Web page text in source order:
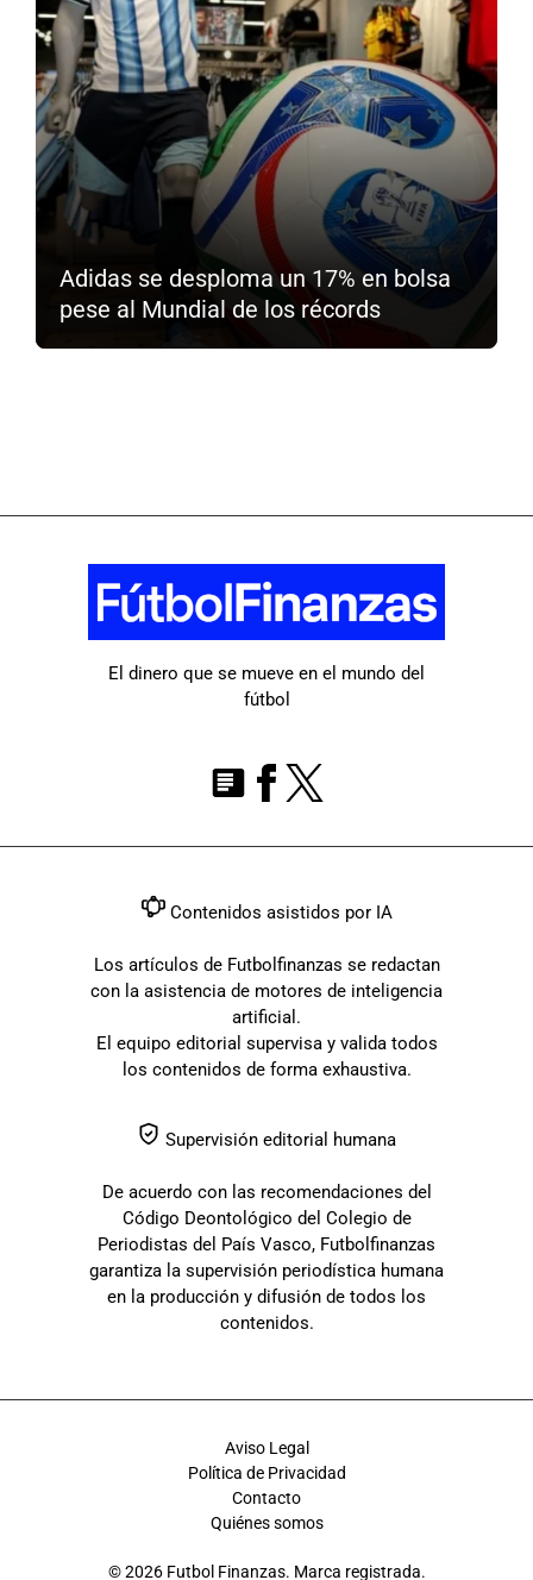
Adidas se desploma un 17% en bolsa
pese al Mundial de los récords
El dinero que se mueve en el mundo del
fútbol
Contenidos asistidos por IA
Los artículos de Futbolfinanzas se redactan
con la asistencia de motores de inteligencia
artificial.
El equipo editorial supervisa y valida todos
los contenidos de forma exhaustiva.
Supervisión editorial humana
De acuerdo con las recomendaciones del
Código Deontológico del Colegio de
Periodistas del País Vasco, Futbolfinanzas
garantiza la supervisión periodística humana
en la producción y difusión de todos los
contenidos.
Aviso Legal
Política de Privacidad
Contacto
Quiénes somos
© 2026 Futbol Finanzas. Marca registrada.